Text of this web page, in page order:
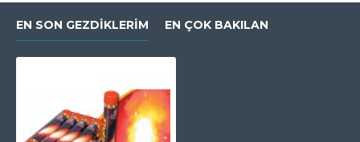
EN SON GEZDIKLERIM EN ÇOK BAKILAN